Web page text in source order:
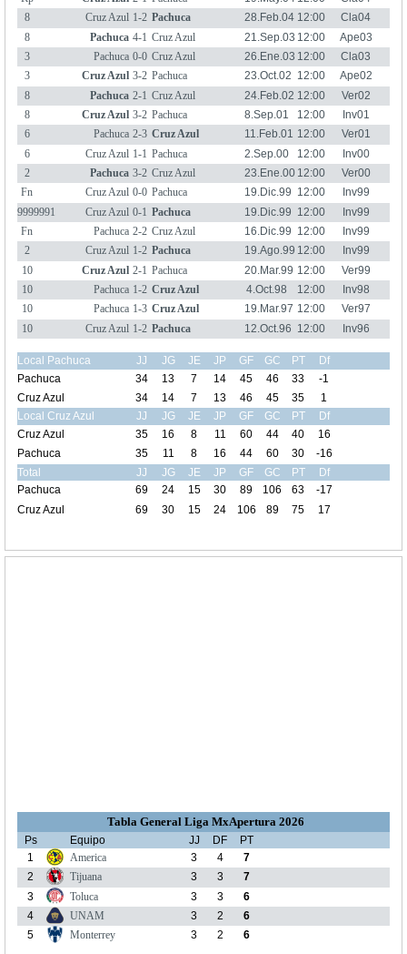
8
Cruz Azul 1-2 Pachuca 28.Feb.04 12:00
Cla04
8
Pachuca 4-1 Cruz Azul 21.Sep.03 12:00
Ape03
3
Pachuca 0-0 Cruz Azul 26.Ene.03 12:00
Cla03
3
Cruz Azul 3-2 Pachuca 23.Oct.02 12:00
Ape02
8
Pachuca 2-1 Cruz Azul 24.Feb.02 12:00
Ver02
8
Cruz Azul 3-2 Pachuca 8.Sep.01 12:00
Inv01
6
Pachuca 2-3 Cruz Azul 11.Feb.01 12:00
Ver01
6
Cruz Azul 1-1 Pachuca 2.Sep.00 12:00
Inv00
2
Pachuca 3-2 Cruz Azul 23.Ene.00 12:00
Ver00
Fn
Cruz Azul 0-0 Pachuca 19.Dic.99 12:00
Inv99
9999991
Cruz Azul 0-1 Pachuca 19.Dic.99 12:00
Inv99
Fn
Pachuca 2-2 Cruz Azul 16.Dic.99 12:00
Inv99
2
Cruz Azul 1-2 Pachuca 19.Ago.99 12:00
Inv99
10
Cruz Azul 2-1 Pachuca 20.Mar.99 12:00
Ver99
10
Pachuca 1-2 Cruz Azul 4.Oct.98 12:00
Inv98
10
Pachuca 1-3 Cruz Azul 19.Mar.97 12:00
Ver97
10
Cruz Azul 1-2 Pachuca 12.Oct.96 12:00 Inv96
Local Pachuca JJ JG JE JP GF GC PT
Df
Pachuca
34 13 7 14 45 46 33
-1
Cruz Azul
34 14 7 13 46 45 35
1
Local Cruz Azul
JJ JG JE JP GF GC PT
Df
Cruz Azul
35 16 8 11 60 44 40
16
Pachuca
35 11 8 16 44 60 30
-16
Total
JJ JG JE JP GF GC PT
Df
Pachuca
69 24 15 30 89 106 63
-17
Cruz Azul
69 30 15 24 106 89 75 17
Tabla General Liga MxApertura 2026
Ps Equipo JJ DF
PT
1
America 3 4
7
2
Tijuana 3 3
7
3
Toluca 3 3
6
4
UNAM 3 2
6
5
Monterrey 3 2 6